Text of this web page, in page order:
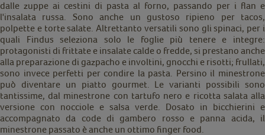
dalle zuppe ai cestini di pasta al forno, passando per i flan e
l'insalata russa. Sono anche un gustoso ripieno per tacos,
polpette e torte salate. Altrettanto versatili sono gli spinaci, per i
quali Findus seleziona solo le foglie più tenere e integre:
protagonisti di frittate e insalate calde o fredde, si prestano anche
alla preparazione di gazpacho e involtini, gnocchi e risotti; frullati,
sono invece perfetti per condire la pasta. Persino il minestrone
può diventare un piatto gourmet. Le varianti possibili sono
tantissime, dal minestrone con tartufo nero e ricotta salata alla
versione con nocciole e salsa verde. Dosato in bicchierini e
accompagnato da code di gambero rosso e panna acida, il
minestrone passato è anche un ottimo finger food.